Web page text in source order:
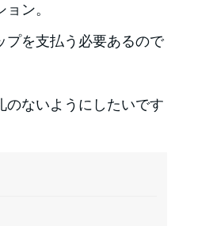
ン。
プを支払う必要あるので
のないようにしたいです